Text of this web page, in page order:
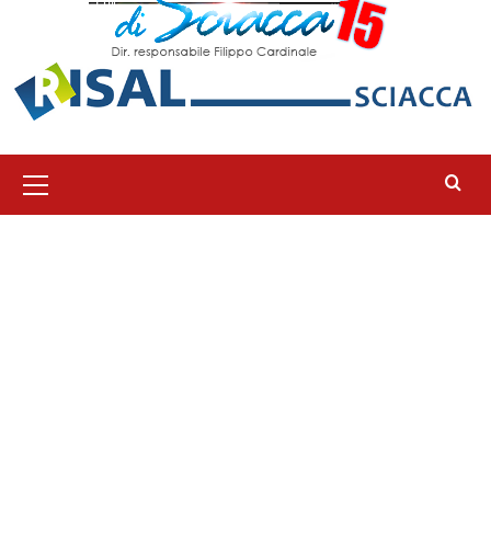
principale